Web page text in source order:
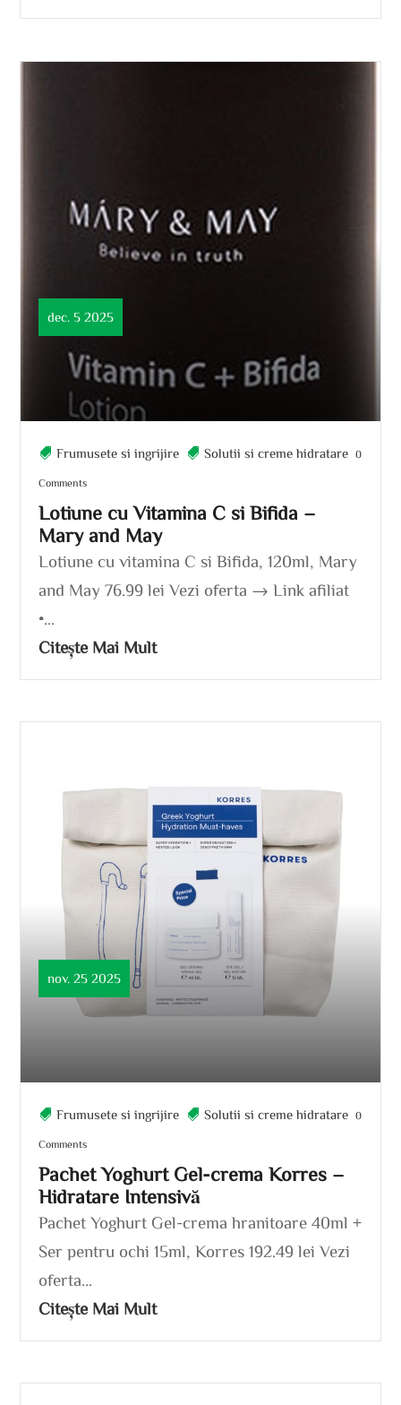
Lotiune cu Vitamina C si Bifida –
Mary and May
dec. 5 2025
Frumusete si ingrijire Solutii si creme hidratare 0
Comments
Lotiune cu vitamina C si Bifida, 120ml, Mary
and May 76.99 lei Vezi oferta → Link afiliat
•...
Citește Mai Mult
Pachet Yoghurt Gel-crema Korres –
Hidratare Intensivă
nov. 25 2025
Frumusete si ingrijire Solutii si creme hidratare 0
Comments
Pachet Yoghurt Gel-crema hranitoare 40ml +
Ser pentru ochi 15ml, Korres 192.49 lei Vezi
oferta...
Citește Mai Mult